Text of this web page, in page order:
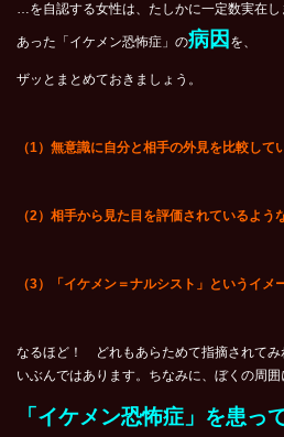
…を自認する女性は、たしかに一定数実在
あった「イケメン恐怖症」の病因 を、
ザッとまとめておきましょう。
（1）無意識に自分と相手の外見を比較して
（2）相手から見た目を評価されているよう
（3）「イケメン＝ナルシスト」というイメ
なるほど！ どれもあらためて指摘されてみ
いぶんではあります。ちなみに、ぼくの周囲
「イケメン恐怖症」を患っ